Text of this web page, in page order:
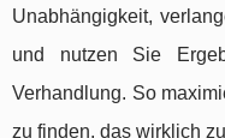
Unabhängigkeit,
und nutzen Sie
Verhandlung. So
zu finden, das wirklich